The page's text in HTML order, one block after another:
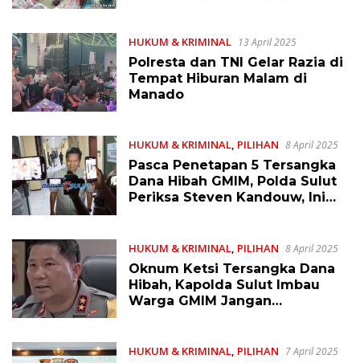
HUKUM & KRIMINAL 13 April 2025
Polresta dan TNI Gelar Razia di
Tempat Hiburan Malam di
Manado
HUKUM & KRIMINAL, PILIHAN 8 April 2025
Pasca Penetapan 5 Tersangka
Dana Hibah GMIM, Polda Sulut
Periksa Steven Kandouw, Ini
HUKUM & KRIMINAL, PILIHAN 8 April 2025
Oknum Ketsi Tersangka Dana
Hibah, Kapolda Sulut Imbau
Warga GMIM Jangan
HUKUM & KRIMINAL, PILIHAN 7 April 2025